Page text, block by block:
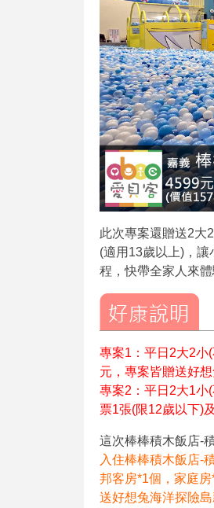
此次專案還贈送2大
(適用13歲以上)，
程，快帶全家人來
專案1：平日2大2小
元，專案皆贈送好
專案2：平日2大1小
票1張(限12歲以下)
這次棒棒積木飯店-
入住棒棒積木飯店-
邦客房*1個，家庭
送好想兔海洋探險